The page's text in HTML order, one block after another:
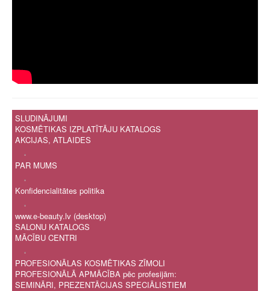
SLUDINĀJUMI
KOSMĒTIKAS IZPLATĪTĀJU KATALOGS
AKCIJAS, ATLAIDES
.
PAR MUMS
.
Konfidencialitātes politika
.
www.e-beauty.lv (desktop)
SALONU KATALOGS
MĀCĪBU CENTRI
.
PROFESIONĀLAS KOSMĒTIKAS ZĪMOLI
PROFESIONĀLĀ APMĀCĪBA pēc profesijām:
SEMINĀRI, PREZENTĀCIJAS SPECIĀLISTIEM